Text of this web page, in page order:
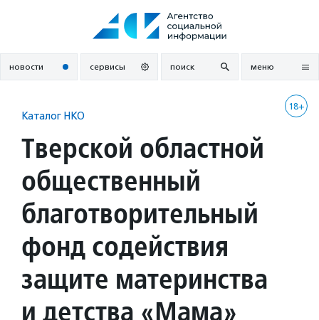
новости сервисы поиск меню
18+
Каталог НКО
Тверской областной
общественный
благотворительный
фонд содействия
защите материнства
и детства «Мама»